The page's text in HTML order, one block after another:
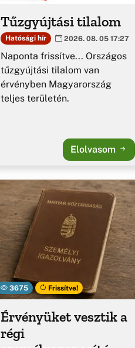
Tűzgyújtási tilalom
Hatósági hír 2026. 08. 05 17:27
Naponta frissítve... Országos
tűzgyújtási tilalom van
érvényben Magyarország
teljes területén.
Elolvasom
3675 Frissítve!
Érvényüket vesztik a
régi